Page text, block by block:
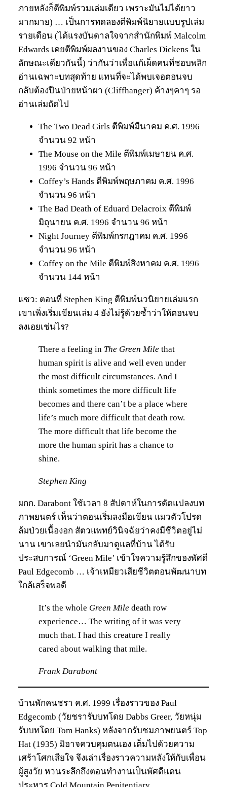
ภายหลังก็ตีพิมพ์รวมเล่มเดียว เพราะมันไม่ได้ยาว
มากมาย) … เป็นการทดลองตีพิมพ์นิยายแบบรูปเล่ม
รายเดือน (ได้แรงบันดาลใจจากสำนักพิมพ์ Malcolm
Edwards เคยตีพิมพ์ผลงานของ Charles Dickens ใน
ลักษณะเดียวกันนี้) ว่ากันว่าเพื่อแก้เผ็ดคนที่ชอบพลิก
อ่านเฉพาะบทสุดท้าย แทนที่จะได้พบเจอตอนจบ
กลับต้องปีนป่ายหน้าผา (Cliffhanger) ค้างๆคาๆ รอ
อ่านเล่มถัดไป
The Two Dead Girls ตีพิมพ์มีนาคม ค.ศ. 1996
จำนวน 92 หน้า
The Mouse on the Mile ตีพิมพ์เมษายน ค.ศ.
1996 จำนวน 96 หน้า
Coffey’s Hands ตีพิมพ์พฤษภาคม ค.ศ. 1996
จำนวน 96 หน้า
The Bad Death of Eduard Delacroix ตีพิมพ์
มิถุนายน ค.ศ. 1996 จำนวน 96 หน้า
Night Journey ตีพิมพ์กรกฎาคม ค.ศ. 1996
จำนวน 96 หน้า
Coffey on the Mile ตีพิมพ์สิงหาคม ค.ศ. 1996
จำนวน 144 หน้า
แซว: ตอนที่ Stephen King ตีพิมพ์นวนิยายเล่มแรก
เขาเพิ่งเริ่มเขียนเล่ม 4 ยังไม่รู้ด้วยซ้ำว่าให้ตอนจบ
ลงเอยเช่นไร?
There a feeling in The Green Mile that
human spirit is alive and well even under
the most difficult circumstances. And I
think sometimes the more difficult life
becomes and there can’t be a place where
life’s much more difficult that death row.
The more difficult that life become the
more the human spirit has a chance to
shine.
Stephen King
ผกก. Darabont ใช้เวลา 8 สัปดาห์ในการดัดแปลงบท
ภาพยนตร์ เห็นว่าตอนเริ่มลงมือเขียน แมวตัวโปรด
ล้มป่วยเนื้องอก สัตวแพทย์วินิจฉัยว่าคงมีชีวิตอยู่ไม่
นาน เขาเลยนำมันกลับมาดูแลที่บ้าน ได้รับ
ประสบการณ์ ‘Green Mile’ เข้าใจความรู้สึกของพัศดี
Paul Edgecomb … เจ้าเหมียวเสียชีวิตตอนพัฒนาบท
ใกล้เสร็จพอดี
It’s the whole Green Mile death row
experience… The writing of it was very
much that. I had this creature I really
cared about walking that mile.
Frank Darabont
บ้านพักคนชรา ค.ศ. 1999 เรื่องราวของ Paul
Edgecomb (วัยชรารับบทโดย Dabbs Greer, วัยหนุ่ม
รับบทโดย Tom Hanks) หลังจากรับชมภาพยนตร์ Top
Hat (1935) มิอาจควบคุมตนเอง เต็มไปด้วยความ
เศร้าโศกเสียใจ จึงเล่าเรื่องราวความหลังให้กับเพื่อน
ผู้สูงวัย หวนระลึกถึงตอนทำงานเป็นพัศดีแดน
ประหาร Cold Mountain Penitentiary,